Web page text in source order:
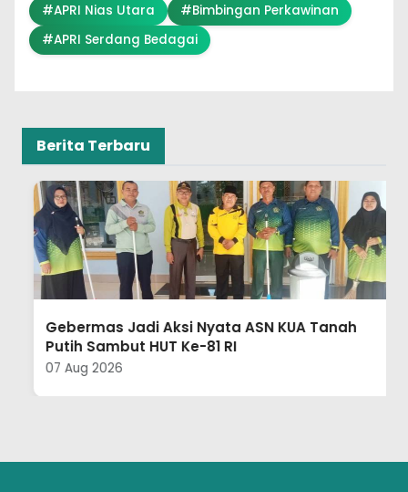
#APRI Nias Utara
#Bimbingan Perkawinan
#APRI Serdang Bedagai
Berita Terbaru
Gebermas Jadi Aksi Nyata ASN KUA Tanah
Putih Sambut HUT Ke-81 RI
07 Aug 2026